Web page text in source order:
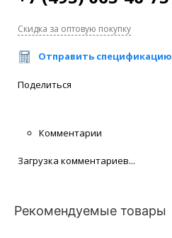
Скидка за оптовую покупку
Отправить спецификацию
Поделиться
Комментарии
Загрузка комментариев...
Рекомендуемые товары